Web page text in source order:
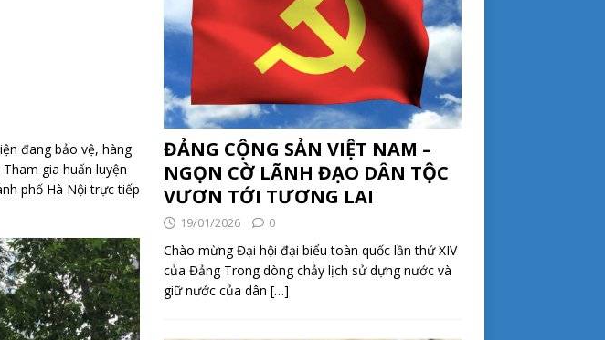
đang bảo vệ, hàng
gia huấn luyện
phố Hà Nội trực tiếp
ĐẢNG CỘNG SẢN VIỆT NAM –
NGỌN CỜ LÃNH ĐẠO DÂN TỘC
VƯƠN TỚI TƯƠNG LAI
19/01/2026 0
Chào mừng Đại hội đại biểu toàn quốc lần thứ XIV
của Đảng Trong dòng chảy lịch sử dựng nước và
giữ nước của dân […]